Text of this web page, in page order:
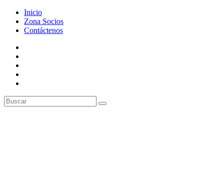
Inicio
Zona Socios
Contáctenos